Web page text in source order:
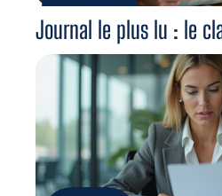
Journal le plus lu : le